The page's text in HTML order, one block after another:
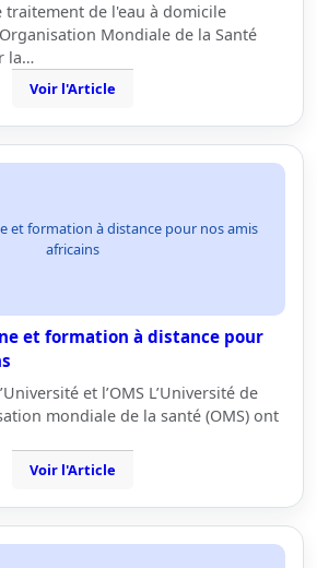
traitement de l'eau à domicile
Mondiale de la Santé
la…
Voir l'Article
et formation à distance pour nos amis
africains
et formation à distance pour
et l’OMS L’Université de
mondiale de la santé (OMS) ont
Voir l'Article